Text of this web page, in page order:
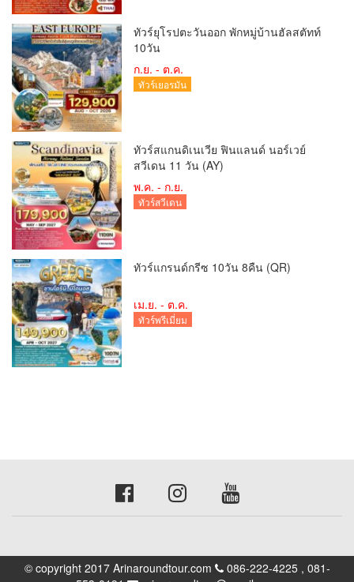
ทัวร์ยุโรปตะวันออก พักหมู่บ้านฮัลสตัทท์
10วัน
ก.ย. - ต.ค.
ทัวร์เยอรมัน
ทัวร์สแกนดิเนเวีย ฟินแลนด์ นอร์เวย์
สวีเดน 11 วัน (AY)
พ.ค. - ก.ย.
ทัวร์สวีเดน
ทัวร์แกรนด์กรีซ 10วัน 8คืน (QR)
เม.ย. - ต.ค.
ทัวร์พรีเมี่ยม
© copyright 2017 Arinaroundtour.com
086-222-4225 , 081-